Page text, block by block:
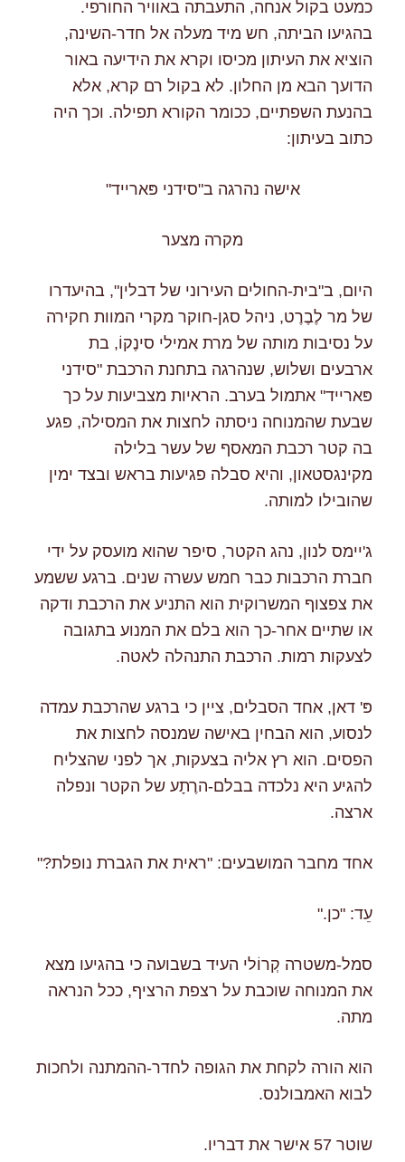
כמעט בקול אנחה, התעבתה באוויר החורפי.
בהגיעו הביתה, חש מיד מעלה אל חדר-השינה,
הוציא את העיתון מכיסו וקרא את הידיעה באור
הדועך הבא מן החלון. לא בקול רם קרא, אלא
בהנעת השפתיים, ככומר הקורא תפילה. וכך היה
כתוב בעיתון:
אישה נהרגה ב"סידני פּארייד"
מקרה מצער
היום, ב"בית-החולים העירוני של דבלין", בהיעדרו
של מר לֶבֶרֶט, ניהל סגן-חוקר מקרי המוות חקירה
על נסיבות מותה של מרת אמילי סינֶקוֹ, בת
ארבעים ושלוש, שנהרגה בתחנת הרכבת "סידני
פּארייד" אתמול בערב. הראיות מצביעות על כך
שבעת שהמנוחה ניסתה לחצות את המסילה, פגע
בה קטר רכבת המאסף של עשר בלילה
מקינגסטאון, והיא סבלה פגיעות בראש ובצד ימין
שהובילו למותה.
ג'יימס לנון, נהג הקטר, סיפר שהוא מועסק על ידי
חברת הרכבות כבר חמש עשרה שנים. ברגע ששמע
את צפצוף המשרוקית הוא התניע את הרכבת ודקה
או שתיים אחר-כך הוא בלם את המנוע בתגובה
לצעקות רמות. הרכבת התנהלה לאטה.
פּ' דאן, אחד הסבלים, ציין כי ברגע שהרכבת עמדה
לנסוע, הוא הבחין באישה שמנסה לחצות את
הפסים. הוא רץ אליה בצעקות, אך לפני שהצליח
להגיע היא נלכדה בבלם-הרֶתָע של הקטר ונפלה
ארצה.
אחד מחבר המושבעים: "ראית את הגברת נופלת?"
עֵד: "כן."
סמל-משטרה קְרוֹלי העיד בשבועה כי בהגיעו מצא
את המנוחה שוכבת על רצפת הרציף, ככל הנראה
מתה.
הוא הורה לקחת את הגופה לחדר-ההמתנה ולחכות
לבוא האמבולנס.
שוטר 57 אישר את דבריו.